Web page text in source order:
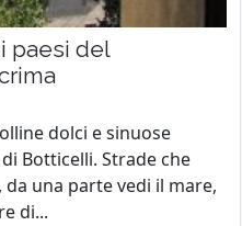
paesi del
dolci e sinuose
Botticelli. Strade che
una parte vedi il mare,
di...